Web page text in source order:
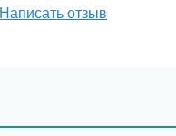
Написать отзыв